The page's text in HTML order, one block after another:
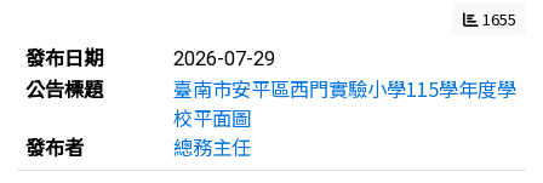
1655
新聞列表
發布日期 2026-07-29
公告標題
臺南市安平區西門實驗小學115學年度學
校平面圖
發布者
總務主任